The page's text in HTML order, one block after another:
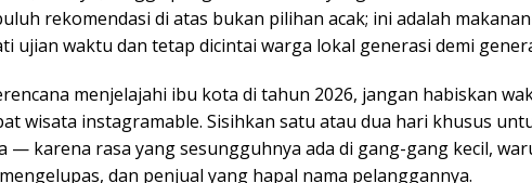
rekomendasi di atas bukan pilihan acak; ini adalah
ujian waktu dan tetap dicintai warga lokal generasi demi
menjelajahi ibu kota di tahun 2026, jangan habiskan
wisata instagramable. Sisihkan satu atau dua hari khusus
— karena rasa yang sesungguhnya ada di gang-gang kecil,
dan penjual yang hapal nama pelanggannya.